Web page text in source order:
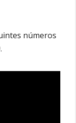
números